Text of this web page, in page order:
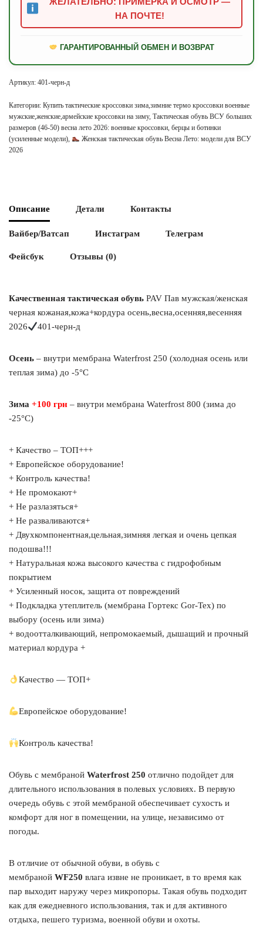
НА ПОЧТЕ!
ГАРАНТИРОВАННЫЙ ОБМЕН И ВОЗВРАТ
Артикул: 401-черн-д
Категории: Купить тактические кроссовки зима,зимние термо кроссовки военные
мужские,женские,армейские кроссовки на зиму, Тактическая обувь ВСУ больших
размеров (46-50) весна лето 2026: военные кроссовки, берцы и ботинки
(усиленные модели),
Женская тактическая обувь Весна Лето: модели для ВСУ
2026
Описание Детали Контакты
Вайбер/Ватсап Инстаграм Телеграм
Фейсбук Отзывы (0)
Качественная тактическая обувь PAV Пав мужская/женская
черная кожаная,кожа+кордура осень,весна,осенняя,весенняя
2026
401-черн-д
Осень – внутри мембрана Waterfrost 250 (холодная осень или
теплая зима) до -5°C
Зима +100 грн – внутри мембрана Waterfrost 800 (зима до
-25°C)
+ Качество – ТОП+++
+ Европейское оборудование!
+ Контроль качества!
+ Не промокают+
+ Не разлазяться+
+ Не разваливаются+
+ Двухкомпонентная,цельная,зимняя легкая и очень цепкая
подошва!!!
+ Натуральная кожа высокого качества с гидрофобным
покрытием
+ Усиленный носок, защита от повреждений
+ Подкладка утеплитель (мембрана Гортекс Gor-Tex) по
выбору (осень или зима)
+ водоотталкивающий, непромокаемый, дышащий и прочный
материал кордура +
Качество — ТОП+
Европейское оборудование!
Контроль качества!
Обувь с мембраной Waterfrost 250 отлично подойдет для
длительного использования в полевых условиях. В первую
очередь обувь с этой мембраной обеспечивает сухость и
комфорт для ног в помещении, на улице, независимо от
погоды.
В отличие от обычной обуви, в обувь с
мембраной WF250 влага извне не проникает, в то время как
пар выходит наружу через микропоры. Такая обувь подходит
как для ежедневного использования, так и для активного
отдыха, пешего туризма, военной обуви и охоты.